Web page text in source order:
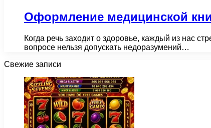
Оформление медицинской
Когда речь заходит о здоровье, каждый из нас
вопросе нельзя допускать недоразумений…
Свежие записи